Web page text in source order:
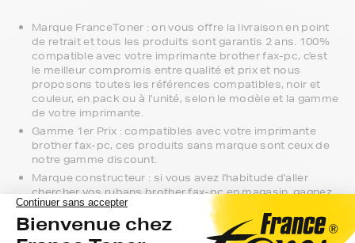
Marque FranceToner : on vous offre la livraison en point
de retrait et tous les produits sont garantis 2 ans. 100%
compatible avec votre imprimante brother fax-pc, c'est
le meilleur compromis entre qualité et prix et nous
proposons toutes les références compatibles, noir et
couleur, en pack ou à l’unité, selon le modèle et la gamme
de votre imprimante.
Gamme 1er Prix : compatibles avec votre imprimante
brother fax-pc, ces produits sans marque sont ceux de
notre gamme discount.
Marque constructeur : si vous avez l'habitude d'aller
chercher vos rubans brother fax-pc en magasin, gagnez
du temps en vous faisant livrer directement chez vous.